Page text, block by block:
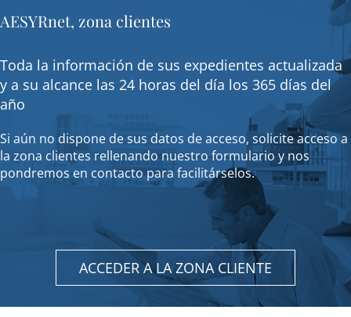
AESYRnet, zona clientes
Toda la información de sus expedientes actualizada
y a su alcance las 24 horas del día los 365 días del
año
Si aún no dispone de sus datos de acceso, solicite acceso a
la zona clientes rellenando nuestro formulario y nos
pondremos en contacto para facilitárselos.
ACCEDER A LA ZONA CLIENTE